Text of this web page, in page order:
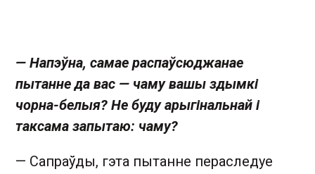
— Напэўна, самае распаўсю­джанае
пытанне да вас — чаму вашы здымкі
чорна-белыя? Не буду арыгінальнай і
таксама запытаю: чаму?
— Сапраўды, гэта пытанне пераследуе